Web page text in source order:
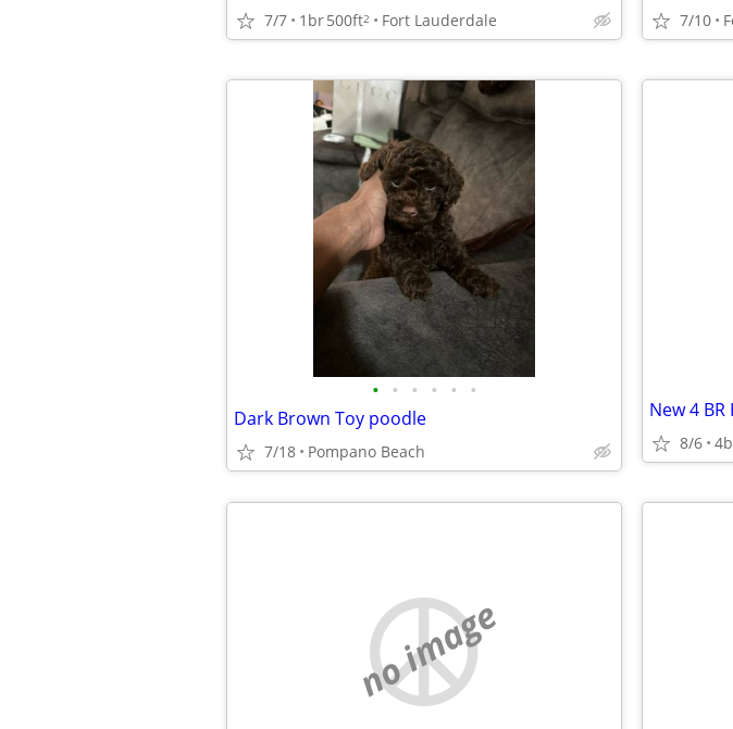
7/7 1br500ft2 Fort Lauderdale 7/10
• • • • • •
Dark Brown Toy poodle
7/18 Pompano Beach 8/6
no image